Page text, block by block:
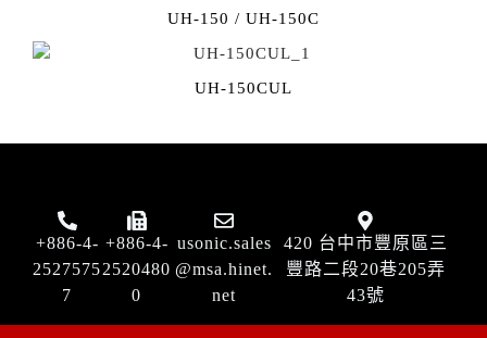
UH-150 / UH-150C
UH-150CUL
+886-4-
2527575
7
+886-4-
2520480
0
usonic.sales
@msa.hinet.
net
420 台中市豐原區三
豐路二段20巷205弄
43號